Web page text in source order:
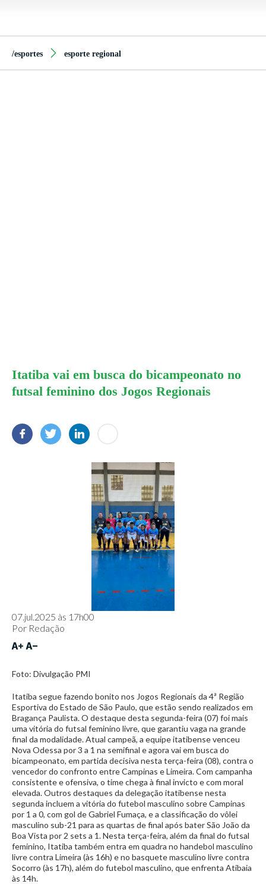
/esportes esporte regional
Itatiba vai em busca do bicampeonato no
futsal feminino dos Jogos Regionais
07.jul.2025 às 17h00
Por Redação
Foto: Divulgação PMI
Itatiba segue fazendo bonito nos Jogos Regionais da 4ª Região
Esportiva do Estado de São Paulo, que estão sendo realizados em
Bragança Paulista. O destaque desta segunda-feira (07) foi mais
uma vitória do futsal feminino livre, que garantiu vaga na grande
final da modalidade. Atual campeã, a equipe itatibense venceu
Nova Odessa por 3 a 1 na semifinal e agora vai em busca do
bicampeonato, em partida decisiva nesta terça-feira (08), contra o
vencedor do confronto entre Campinas e Limeira. Com campanha
consistente e ofensiva, o time chega à final invicto e com moral
elevada. Outros destaques da delegação itatibense nesta
segunda incluem a vitória do futebol masculino sobre Campinas
por 1 a 0, com gol de Gabriel Fumaça, e a classificação do vôlei
masculino sub-21 para as quartas de final após bater São João da
Boa Vista por 2 sets a 1. Nesta terça-feira, além da final do futsal
feminino, Itatiba também entra em quadra no handebol masculino
livre contra Limeira (às 16h) e no basquete masculino livre contra
Socorro (às 17h), além do futebol masculino, que enfrenta Atibaia
às 14h.